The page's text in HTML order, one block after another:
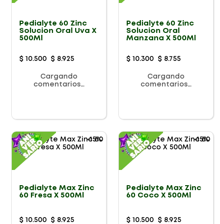
Pedialyte 60 Zinc
Solucion Oral Uva X
500Ml
$ 10.500 $ 8.925
Cargando
comentarios…
Pedialyte 60 Zinc
Solucion Oral
Manzana X 500Ml
$ 10.300 $ 8.755
Cargando
comentarios…
-15%
Pedialyte Max Zinc
60 Fresa X 500Ml
$ 10.500 $ 8.925
-15%
Pedialyte Max Zinc
60 Coco X 500Ml
$ 10.500 $ 8.925